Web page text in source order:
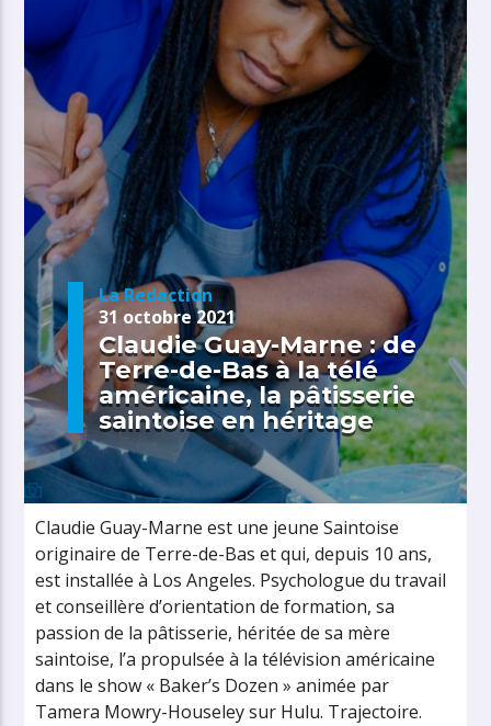
La Redaction
31 octobre 2021
Claudie Guay-Marne : de
Terre-de-Bas à la télé
américaine, la pâtisserie
saintoise en héritage
Claudie Guay-Marne est une jeune Saintoise
originaire de Terre-de-Bas et qui, depuis 10 ans,
est installée à Los Angeles. Psychologue du travail
et conseillère d’orientation de formation, sa
passion de la pâtisserie, héritée de sa mère
saintoise, l’a propulsée à la télévision américaine
dans le show « Baker’s Dozen » animée par
Tamera Mowry-Houseley sur Hulu. Trajectoire.